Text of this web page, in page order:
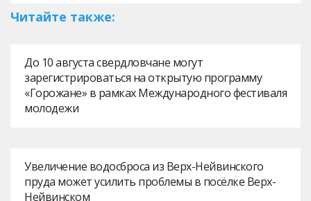
Читайте также:
До 10 августа свердловчане могут
зарегистрироваться на открытую программу
«Горожане» в рамках Международного фестиваля
молодежи
Увеличение водосброса из Верх-Нейвинского
пруда может усилить проблемы в посёлке Верх-
Нейвинском